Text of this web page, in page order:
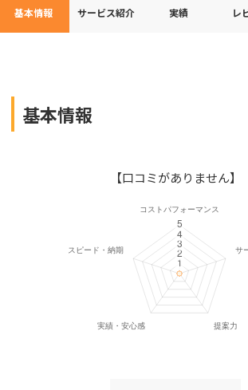
基本情報 サービス紹介 実績 レ
基本情報
【口コミがありません】